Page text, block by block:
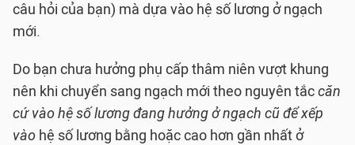
câu hỏi của bạn) mà dựa vào hệ số lương ở ngạch
mới.
Do bạn chưa hưởng phụ cấp thâm niên vượt khung
nên khi chuyển sang ngạch mới theo nguyên tắccăn
cứ vào hệ số lương đang hưởng ở ngạch cũ để xếp
vào hệ số lương bằng hoặc cao hơn gần nhất ở